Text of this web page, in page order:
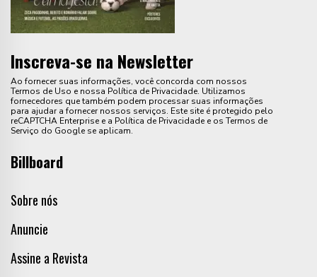
Inscreva-se na Newsletter
Ao fornecer suas informações, você concorda com nossos
Termos de Uso e nossa Política de Privacidade. Utilizamos
fornecedores que também podem processar suas informações
para ajudar a fornecer nossos serviços. Este site é protegido pelo
reCAPTCHA Enterprise e a Política de Privacidade e os Termos de
Serviço do Google se aplicam.
Billboard
Sobre nós
Anuncie
Assine a Revista